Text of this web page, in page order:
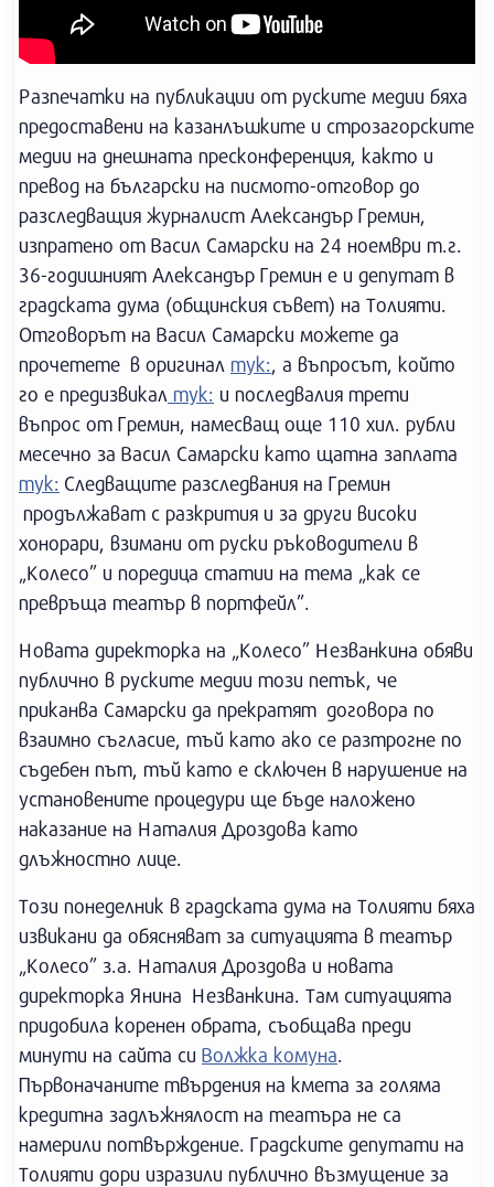
Разпечатки на публикации от руските медии бяха
предоставени на казанлъшките и строзагорските
медии на днешната пресконференция, както и
превод на български на писмото-отговор до
разследващия журналист Александър Гремин,
изпратено от Васил Самарски на 24 ноември т.г.
36-годишният Александър Гремин е и депутат в
градската дума (общинския съвет) на Толияти.
Отговорът на Васил Самарски можете да
прочетете в оригинал тук:, а въпросът, който
го е предизвикал тук: и последвалия трети
въпрос от Гремин, намесващ още 110 хил. рубли
месечно за Васил Самарски като щатна заплата
тук: Следващите разследвания на Гремин
продължават с разкрития и за други високи
хонорари, взимани от руски ръководители в
„Колесо” и поредица статии на тема „как се
превръща театър в портфейл”.
Новата директорка на „Колесо” Незванкина обяви
публично в руските медии този петък, че
приканва Самарски да прекратят договора по
взаимно съгласие, тъй като ако се разтрогне по
съдебен път, тъй като е сключен в нарушение на
установените процедури ще бъде наложено
наказание на Наталия Дроздова като
длъжностно лице.
Този понеделник в градската дума на Толияти бяха
извикани да обясняват за ситуацията в театър
„Колесо” з.а. Наталия Дроздова и новата
директорка Янина Незванкина. Там ситуацията
придобила коренен обрата, съобщава преди
минути на сайта си Волжка комуна.
Първоначаните твърдения на кмета за голяма
кредитна задлъжнялост на театъра не са
намерили потвърждение. Градските депутати на
Толияти дори изразили публично възмущение за